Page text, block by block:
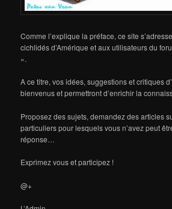
Comme l’explique la préface, ce site
cichlidés d’Amérique et aux utilisateurs du
».
A ce titre, vos idées, suggestions et critiques
bienvenus et permettront d’enrichir la
Proposez des sujets, demandez des articles
particuliers pour lesquels vous n’avez peut
réponse…
Exprimez vous et participez !
@+